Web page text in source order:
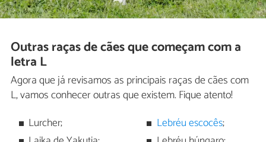
Outras raças de cães que começam com a
letra L
Agora que já revisamos as principais raças de cães com
L, vamos conhecer outras que existem. Fique atento!
Lurcher;
Lebréu escocês;